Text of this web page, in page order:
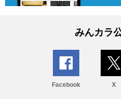
みんカラ
Facebook X